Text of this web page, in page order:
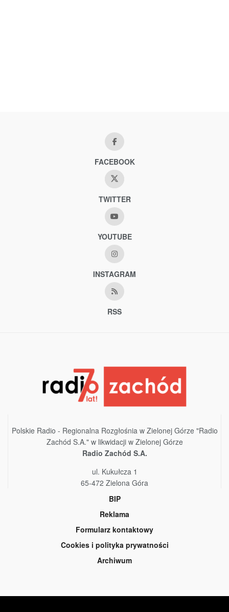
FACEBOOK
TWITTER
YOUTUBE
INSTAGRAM
RSS
Polskie Radio - Regionalna Rozgłośnia w Zielonej Górze "Radio
Zachód S.A." w likwidacji w Zielonej Górze
Radio Zachód S.A.
ul. Kukułcza 1
65-472 Zielona Góra
BIP
Reklama
Formularz kontaktowy
Cookies i polityka prywatności
Archiwum